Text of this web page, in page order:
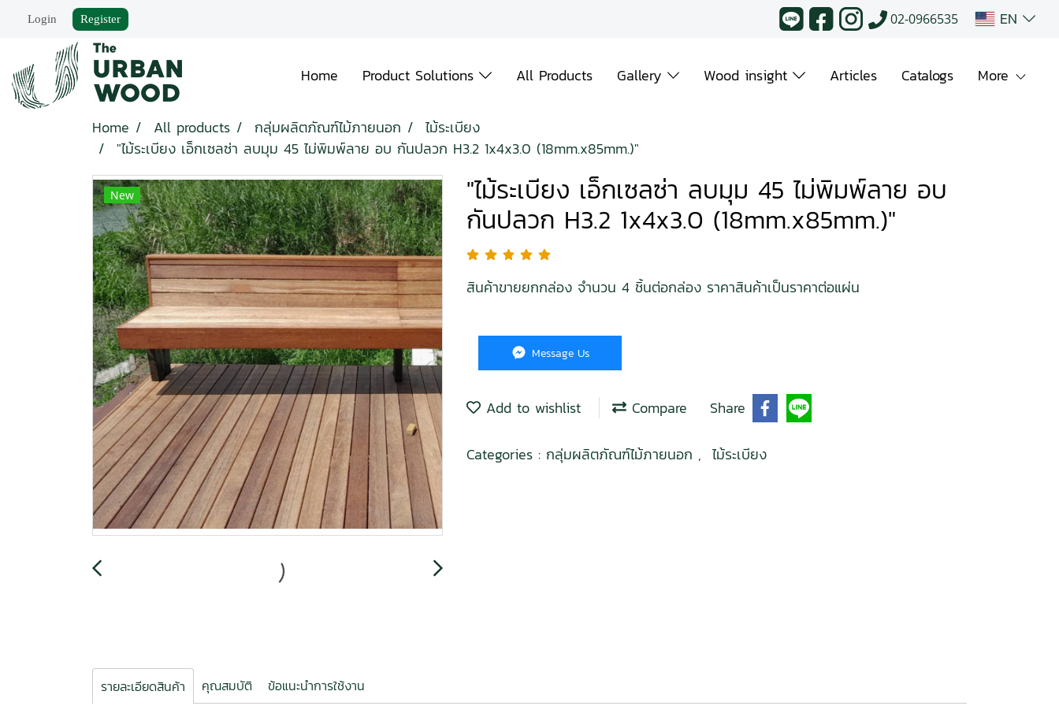
Login Register 02-0966535 EN
Home Product Solutions All Products Gallery Wood insight Articles Catalogs More
Home All products กลุ่มผลิตภัณฑ์ไม้ภายนอก
ไม้ระเบียง
"ไม้ระเบียง เอ็กเซลซ่า ลบมุม 45 ไม่พิมพ์ลาย อบ กันปลวก H3.2 1x4x3.0 (18mm.x85mm.)"
New "ไม้ระเบียง เอ็กเซลซ่า ลบมุม 45 ไม่พิมพ์ลาย อบ
กันปลวก H3.2 1x4x3.0 (18mm.x85mm.)"
สินค้าขายยกกล่อง จำนวน 4 ชิ้นต่อกล่อง ราคาสินค้าเป็นราคาต่อแผ่น
Message Us
Add to wishlist Compare Share
Categories : กลุ่มผลิตภัณฑ์ไม้ภายนอก , ไม้ระเบียง
รายละเอียดสินค้า คุณสมบัติ ข้อแนะนำการใช้งาน